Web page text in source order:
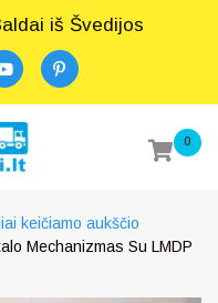
iš Švedijos
0
keičiamo aukščio
Mechanizmas Su LMDP